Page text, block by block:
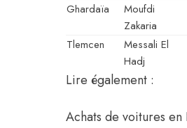
Ghardaïa
Moufdi
Zakaria
Tlemcen
Messali El
Hadj
Lire également :
Achats de voitures